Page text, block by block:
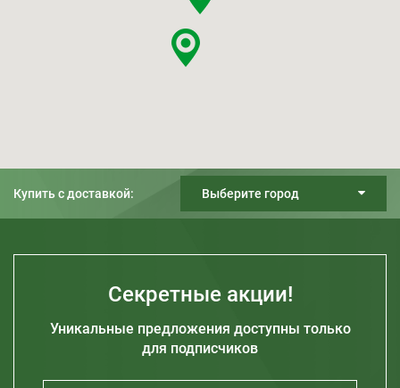
Купить с доставкой: Выберите город
Днепр
Запорожье
Секретные акции!
Уникальные предложения доступны только
для подписчиков